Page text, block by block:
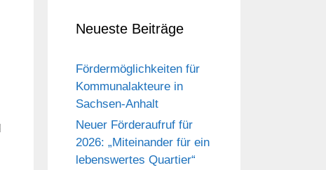
Neueste Beiträge
Fördermöglichkeiten für
Kommunalakteure in
Sachsen-Anhalt
Neuer Förderaufruf für
2026: „Miteinander für ein
lebenswertes Quartier“